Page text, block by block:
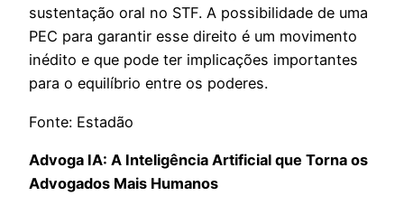
sustentação oral no STF. A possibilidade de uma
PEC para garantir esse direito é um movimento
inédito e que pode ter implicações importantes
para o equilíbrio entre os poderes.
Fonte: Estadão
Advoga IA: A Inteligência Artificial que Torna os
Advogados Mais Humanos